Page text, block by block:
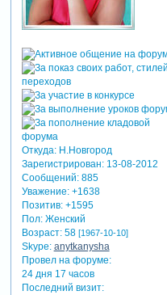
Откуда:Н.Новгород
Зарегистрирован: 13-08-2012
Сообщений:885
Уважение: +1638
Позитив: +1595
Пол:Женский
Возраст:58 [1967-10-10]
Skype: anytkanysha
Провел на форуме:
24 дня 17 часов
Последний визит: